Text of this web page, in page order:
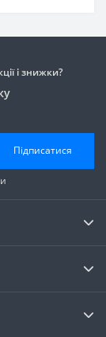
і знижки?
Підписатися